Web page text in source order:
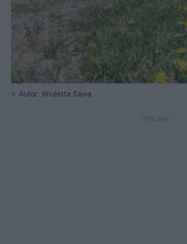
Autor: Wioletta Sawa